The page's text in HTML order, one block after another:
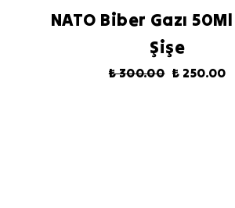
NATO Biber Gazı
Şişe
₺ 300.00 ₺ 250.00